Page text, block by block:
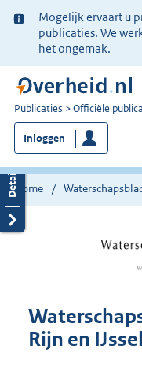
Ter
informatie:
Mogelijk ervaart u
publicaties. We
het ongemak.
U
bent
nu
hier:
Publicaties Officiële
Inloggen
Home
Rijn en IJssel